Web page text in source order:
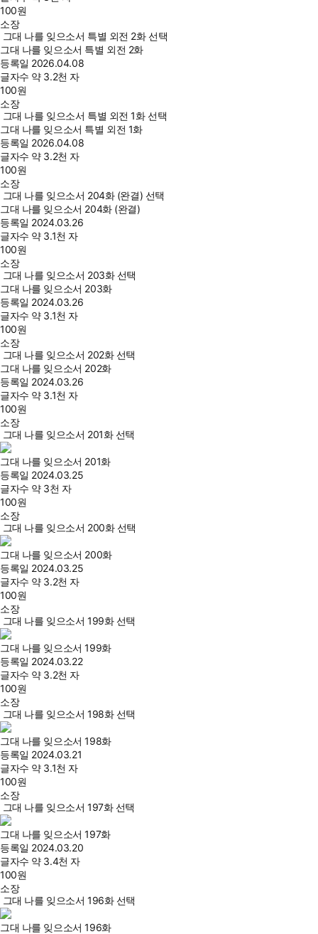
100원
소장
그대 나를 잊으소서 특별 외전 2화 선택
그대 나를 잊으소서 특별 외전 2화
등록일 2026.04.08
글자수 약 3.2천 자
100원
소장
그대 나를 잊으소서 특별 외전 1화 선택
그대 나를 잊으소서 특별 외전 1화
등록일 2026.04.08
글자수 약 3.2천 자
100원
소장
그대 나를 잊으소서 204화 (완결) 선택
그대 나를 잊으소서 204화 (완결)
등록일 2024.03.26
글자수 약 3.1천 자
100원
소장
그대 나를 잊으소서 203화 선택
그대 나를 잊으소서 203화
등록일 2024.03.26
글자수 약 3.1천 자
100원
소장
그대 나를 잊으소서 202화 선택
그대 나를 잊으소서 202화
등록일 2024.03.26
글자수 약 3.1천 자
100원
소장
그대 나를 잊으소서 201화 선택
그대 나를 잊으소서 201화
등록일 2024.03.25
글자수 약 3천 자
100원
소장
그대 나를 잊으소서 200화 선택
그대 나를 잊으소서 200화
등록일 2024.03.25
글자수 약 3.2천 자
100원
소장
그대 나를 잊으소서 199화 선택
그대 나를 잊으소서 199화
등록일 2024.03.22
글자수 약 3.2천 자
100원
소장
그대 나를 잊으소서 198화 선택
그대 나를 잊으소서 198화
등록일 2024.03.21
글자수 약 3.1천 자
100원
소장
그대 나를 잊으소서 197화 선택
그대 나를 잊으소서 197화
등록일 2024.03.20
글자수 약 3.4천 자
100원
소장
그대 나를 잊으소서 196화 선택
그대 나를 잊으소서 196화